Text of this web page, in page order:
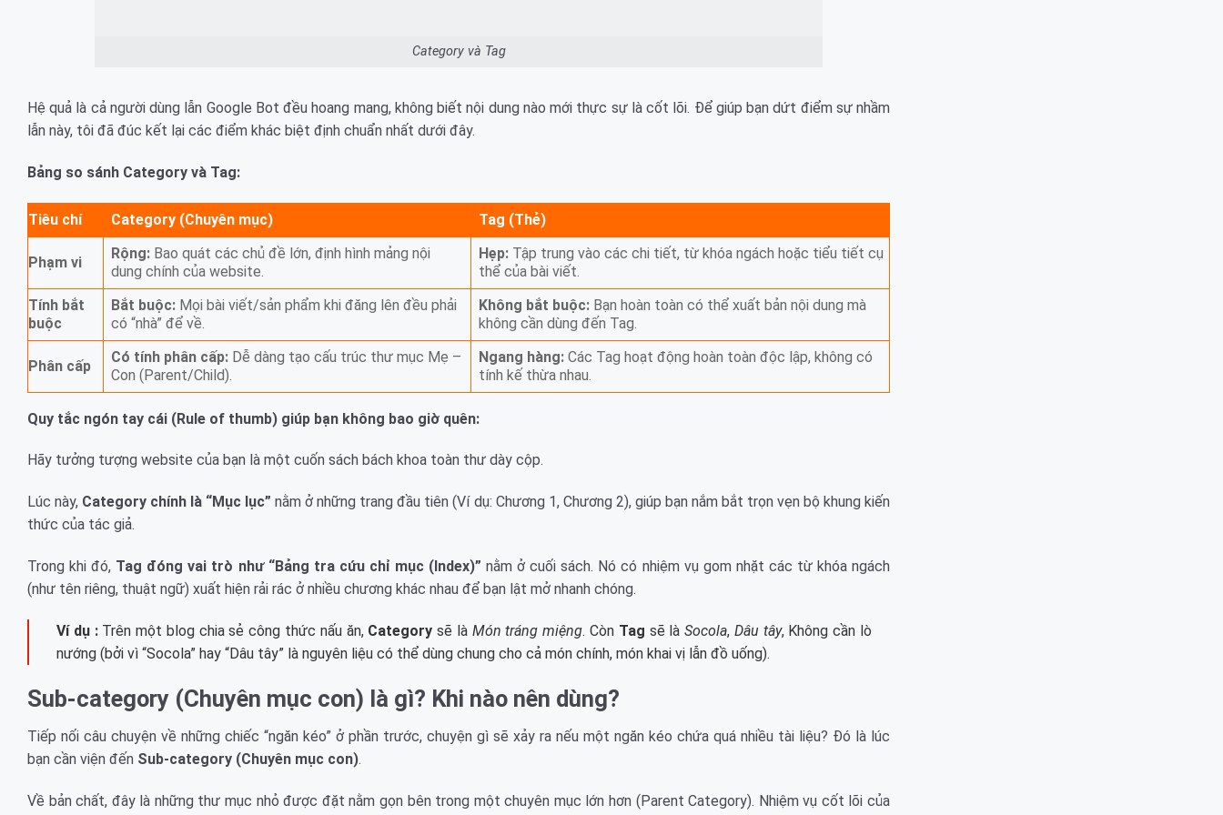
Category và Tag
Hệ quả là cả người dùng lẫn Google Bot đều hoang mang, không biết nội dung nào mới thực sự là cốt lõi. Để giúp bạn dứt điểm sự nhầm
lẫn này, tôi đã đúc kết lại các điểm khác biệt định chuẩn nhất dưới đây.
Bảng so sánh Category và Tag:
Tiêu chí Category (Chuyên mục) Tag (Thẻ)
Phạm vi
Rộng: Bao quát các chủ đề lớn, định hình mảng nội
dung chính của website.
Hẹp: Tập trung vào các chi tiết, từ khóa ngách hoặc tiểu tiết cụ
thể của bài viết.
Tính bắt
buộc
Bắt buộc: Mọi bài viết/sản phẩm khi đăng lên đều phải
có “nhà” để về.
Không bắt buộc: Bạn hoàn toàn có thể xuất bản nội dung mà
không cần dùng đến Tag.
Phân cấp
Có tính phân cấp: Dễ dàng tạo cấu trúc thư mục Mẹ –
Con (Parent/Child).
Ngang hàng: Các Tag hoạt động hoàn toàn độc lập, không có
tính kế thừa nhau.
Quy tắc ngón tay cái (Rule of thumb) giúp bạn không bao giờ quên:
Hãy tưởng tượng website của bạn là một cuốn sách bách khoa toàn thư dày cộp.
Lúc này, Category chính là “Mục lục” nằm ở những trang đầu tiên (Ví dụ: Chương 1, Chương 2), giúp bạn nắm bắt trọn vẹn bộ khung kiến
thức của tác giả.
Trong khi đó, Tag đóng vai trò như “Bảng tra cứu chỉ mục (Index)” nằm ở cuối sách. Nó có nhiệm vụ gom nhặt các từ khóa ngách
(như tên riêng, thuật ngữ) xuất hiện rải rác ở nhiều chương khác nhau để bạn lật mở nhanh chóng.
Ví dụ :Trên một blog chia sẻ công thức nấu ăn, Category sẽ là Món tráng miệng. Còn Tag sẽ làSocola, Dâu tây, Không cần lò
nướng (bởi vì “Socola” hay “Dâu tây” là nguyên liệu có thể dùng chung cho cả món chính, món khai vị lẫn đồ uống).
Sub-category (Chuyên mục con) là gì? Khi nào nên dùng?
Tiếp nối câu chuyện về những chiếc “ngăn kéo” ở phần trước, chuyện gì sẽ xảy ra nếu một ngăn kéo chứa quá nhiều tài liệu? Đó là lúc
bạn cần viện đến Sub-category (Chuyên mục con).
Về bản chất, đây là những thư mục nhỏ được đặt nằm gọn bên trong một chuyên mục lớn hơn (Parent Category). Nhiệm vụ cốt lõi của